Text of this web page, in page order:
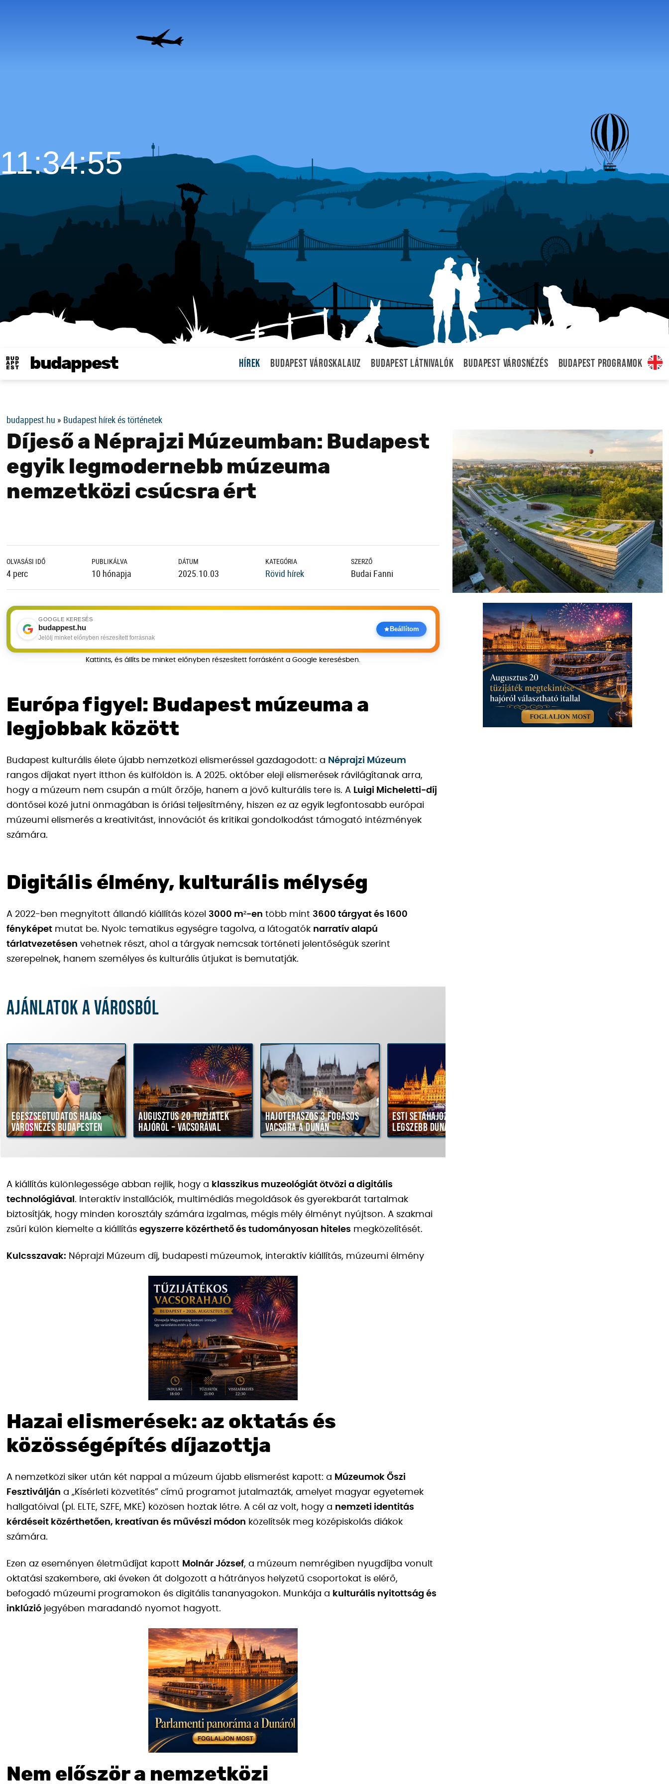
budappest Hírek Budapest városkalauz Budapest látnivalók Budapest városnézés Budapest programok
11:34:56
budappest.hu » Budapest hírek és történetek
Díjeső a Néprajzi Múzeumban: Budapest
egyik legmodernebb múzeuma
nemzetközi csúcsra ért
OLVASÁSI IDŐ
4 perc
PUBLIKÁLVA
10 hónapja
DÁTUM
2025.10.03
KATEGÓRIA
Rövid hírek
SZERZŐ
Budai Fanni
GOOGLE KERESÉS
budappest.hu
Jelölj minket előnyben részesített forrásnak
Beállítom
Kattints, és állíts be minket előnyben részesített forrásként a Google keresésben.
Európa figyel: Budapest múzeuma a
legjobbak között
Budapest kulturális élete újabb nemzetközi elismeréssel gazdagodott: a Néprajzi Múzeum
rangos díjakat nyert itthon és külföldön is. A 2025. október eleji elismerések rávilágítanak arra,
hogy a múzeum nem csupán a múlt őrzője, hanem a jövő kulturális tere is. A Luigi Micheletti-díj
döntősei közé jutni önmagában is óriási teljesítmény, hiszen ez az egyik legfontosabb európai
múzeumi elismerés a kreativitást, innovációt és kritikai gondolkodást támogató intézmények
számára.
Digitális élmény, kulturális mélység
A 2022-ben megnyitott állandó kiállítás közel 3000 m²-en több mint 3600 tárgyat és 1600
fényképet mutat be. Nyolc tematikus egységre tagolva, a látogatók narratív alapú
tárlatvezetésen vehetnek részt, ahol a tárgyak nemcsak történeti jelentőségük szerint
szerepelnek, hanem személyes és kulturális útjukat is bemutatják.
Ajánlatok a városból
Egészségtudatos hajós
városnézés Budapesten
Augusztus 20 tűzijáték
hajóról – vacsorával
Hajóteraszos 3 fogásos
vacsora a Dunán
Esti sétahajózás Budapest
legszebb dunai szakaszán
A kiállítás különlegessége abban rejlik, hogy a klasszikus muzeológiát ötvözi a digitális
technológiával . Interaktív installációk, multimédiás megoldások és gyerekbarát tartalmak
biztosítják, hogy minden korosztály számára izgalmas, mégis mély élményt nyújtson. A szakmai
zsűri külön kiemelte a kiállítás egyszerre közérthető és tudományosan hiteles megközelítését.
Kulcsszavak: Néprajzi Múzeum díj, budapesti múzeumok, interaktív kiállítás, múzeumi élmény
Hazai elismerések: az oktatás és
közösségépítés díjazottja
A nemzetközi siker után két nappal a múzeum újabb elismerést kapott: a Múzeumok Őszi
Fesztiválján a „Kísérleti közvetítés” című programot jutalmazták, amelyet magyar egyetemek
hallgatóival (pl. ELTE, SZFE, MKE) közösen hoztak létre. A cél az volt, hogy a nemzeti identitás
kérdéseit közérthetően, kreatívan és művészi módon közelítsék meg középiskolás diákok
számára.
Ezen az eseményen életműdíjat kapott Molnár József, a múzeum nemrégiben nyugdíjba vonult
oktatási szakembere, aki éveken át dolgozott a hátrányos helyzetű csoportokat is elérő,
befogadó múzeumi programokon és digitális tananyagokon. Munkája a kulturális nyitottság és
inklúzió jegyében maradandó nyomot hagyott.
Nem először a nemzetközi